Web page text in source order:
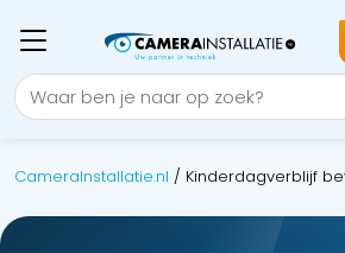
CameraInstallatie.nl / Kinderdagverblijf